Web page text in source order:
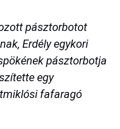
pásztorbotot
Erdély egykori
pásztorbotja
egy
fafaragó